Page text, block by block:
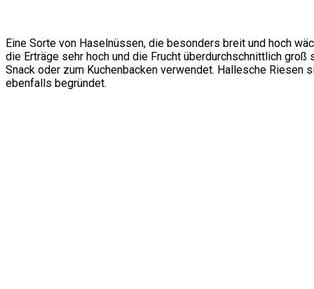
Eine Sorte von Haselnüssen, die besonders breit und hoch
die Erträge sehr hoch und die Frucht überdurchschnittlich
Snack oder zum Kuchenbacken verwendet. Hallesche Riesen
ebenfalls begründet.